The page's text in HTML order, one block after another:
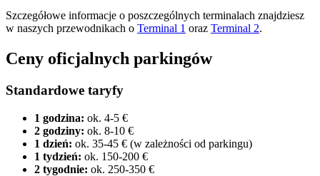
Szczegółowe informacje o poszczególnych terminalach znajdziesz
w naszych przewodnikach o Terminal 1 oraz Terminal 2.
Ceny oficjalnych parkingów
Standardowe taryfy
1 godzina: ok. 4-5 €
2 godziny: ok. 8-10 €
1 dzień: ok. 35-45 € (w zależności od parkingu)
1 tydzień: ok. 150-200 €
2 tygodnie: ok. 250-350 €